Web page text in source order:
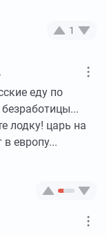
1
еду по
лодку! царь на
европу...